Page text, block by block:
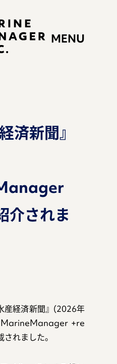
MENU
い
にできる
済新聞』
介されま
産経済新聞』(2026年
MarineManager +re
れました。